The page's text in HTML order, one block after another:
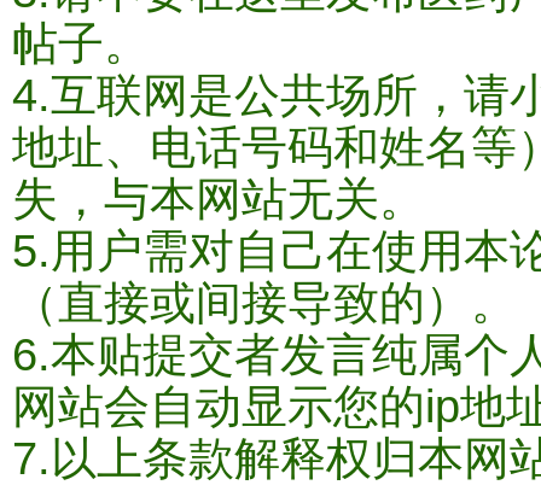
帖子。
4.互联网是公共场所，请
地址、电话号码和姓名等
失，与本网站无关。
5.用户需对自己在使用本
（直接或间接导致的）。
6.本贴提交者发言纯属个
网站会自动显示您的ip地
7.以上条款解释权归本网